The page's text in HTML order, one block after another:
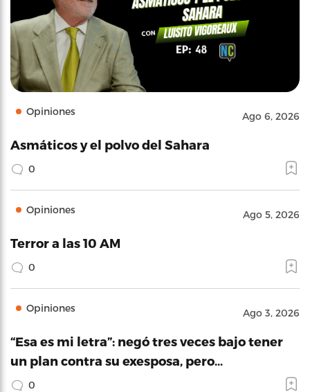
Opiniones Ago 6, 2026
Asmáticos y el polvo del Sahara
0
Opiniones Ago 5, 2026
Terror a las 10 AM
0
Opiniones Ago 3, 2026
“Esa es mi letra”: negó tres veces bajo tener
un plan contra su exesposa, pero…
0